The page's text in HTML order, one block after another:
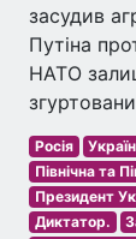
засудив
Путіна
НАТО
Росія
Північна та
Президент
Диктатор.